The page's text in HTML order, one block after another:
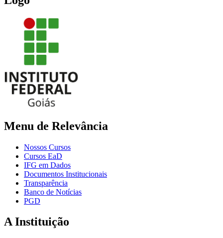
Menu de Relevância
Nossos Cursos
Cursos EaD
IFG em Dados
Documentos Institucionais
Transparência
Banco de Notícias
PGD
A Instituição